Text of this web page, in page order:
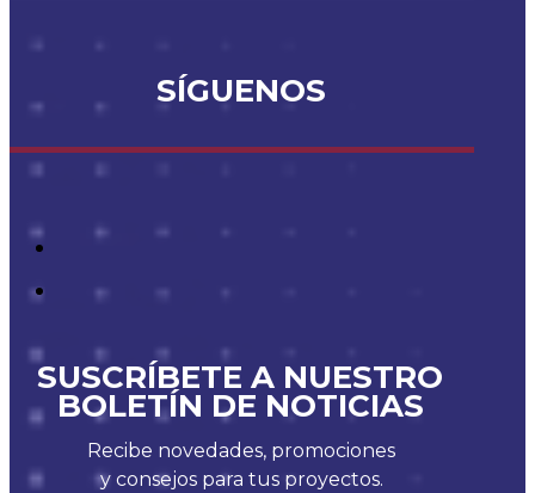
SÍGUENOS
SUSCRÍBETE A NUESTRO
BOLETÍN DE NOTICIAS
Recibe novedades, promociones
y consejos para tus proyectos.